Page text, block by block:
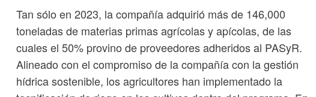
Tan sólo en 2023, la compañía adquirió más de 146,000
toneladas de materias primas agrícolas y apícolas, de las
cuales el 50% provino de proveedores adheridos al PASyR.
Alineado con el compromiso de la compañía con la gestión
hídrica sostenible, los agricultores han implementado la